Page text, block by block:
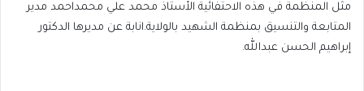
مثل المنظمة في هذه الاحتفائية الأستاذ محمد علي محمداحمد مدير
المتابعة والتنسيق بمنظمة الشهيد بالولاية.انابة عن مديرها الدكتور
إبراهيم الحسن عبدالله.